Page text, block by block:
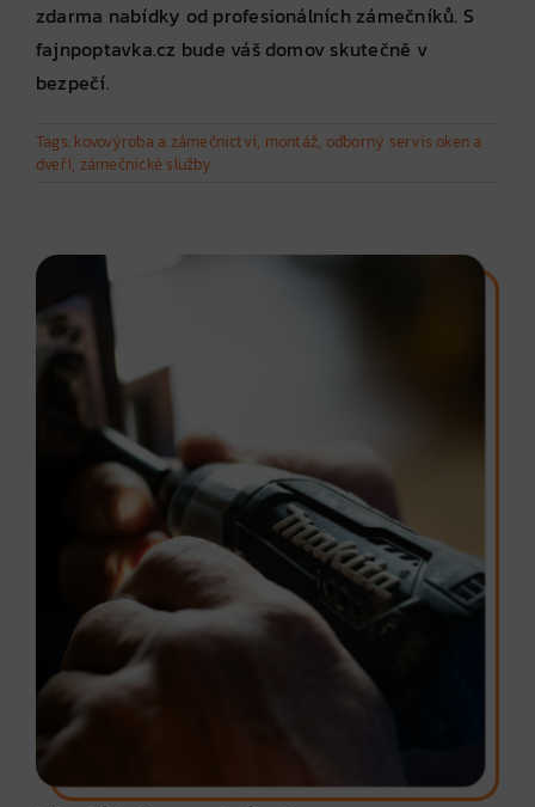
zdarma nabídky od profesionálních zámečníků. S
fajnpoptavka.cz bude váš domov skutečně v
bezpečí.
Tags: kovovýroba a zámečnictví, montáž, odborný servis oken a
dveří, zámečnické služby